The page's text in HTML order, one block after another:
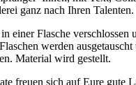
ganz nach Ihren Talenten.
einer Flasche verschlossen
werden
Material wird gestellt.
freuen sich auf Eure gute